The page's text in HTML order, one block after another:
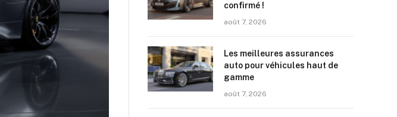
confirmé !
août 7, 2026
Les meilleures assurances
auto pour véhicules haut de
gamme
août 7, 2026